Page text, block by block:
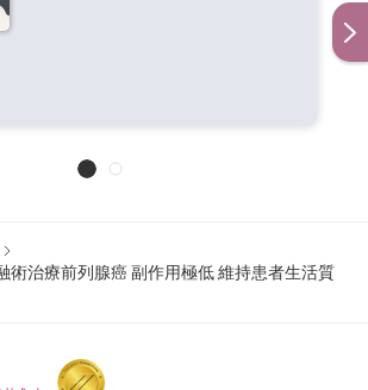
術治療前列腺癌 副作用極低 維持患者生活質